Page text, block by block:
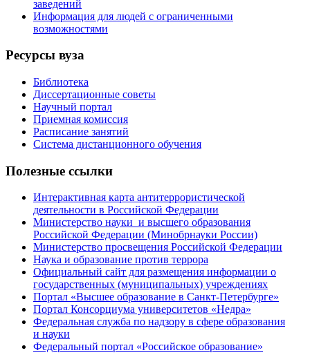
заведений
Информация для людей с ограниченными
возможностями
Ресурсы вуза
Библиотека
Диссертационные советы
Научный портал
Приемная комиссия
Расписание занятий
Система дистанционного обучения
Полезные ссылки
Интерактивная карта антитеррористической
деятельности в Российской Федерации
Министерство науки и высшего образования
Российской Федерации (Минобрнауки России)
Министерство просвещения Российской Федерации
Наука и образование против террора
Официальный сайт для размещения информации о
государственных (муниципальных) учреждениях
Портал «Высшее образование в Санкт-Петербурге»
Портал Консорциума университетов «Недра»
Федеральная служба по надзору в сфере образования
и науки
Федеральный портал «Российское образование»